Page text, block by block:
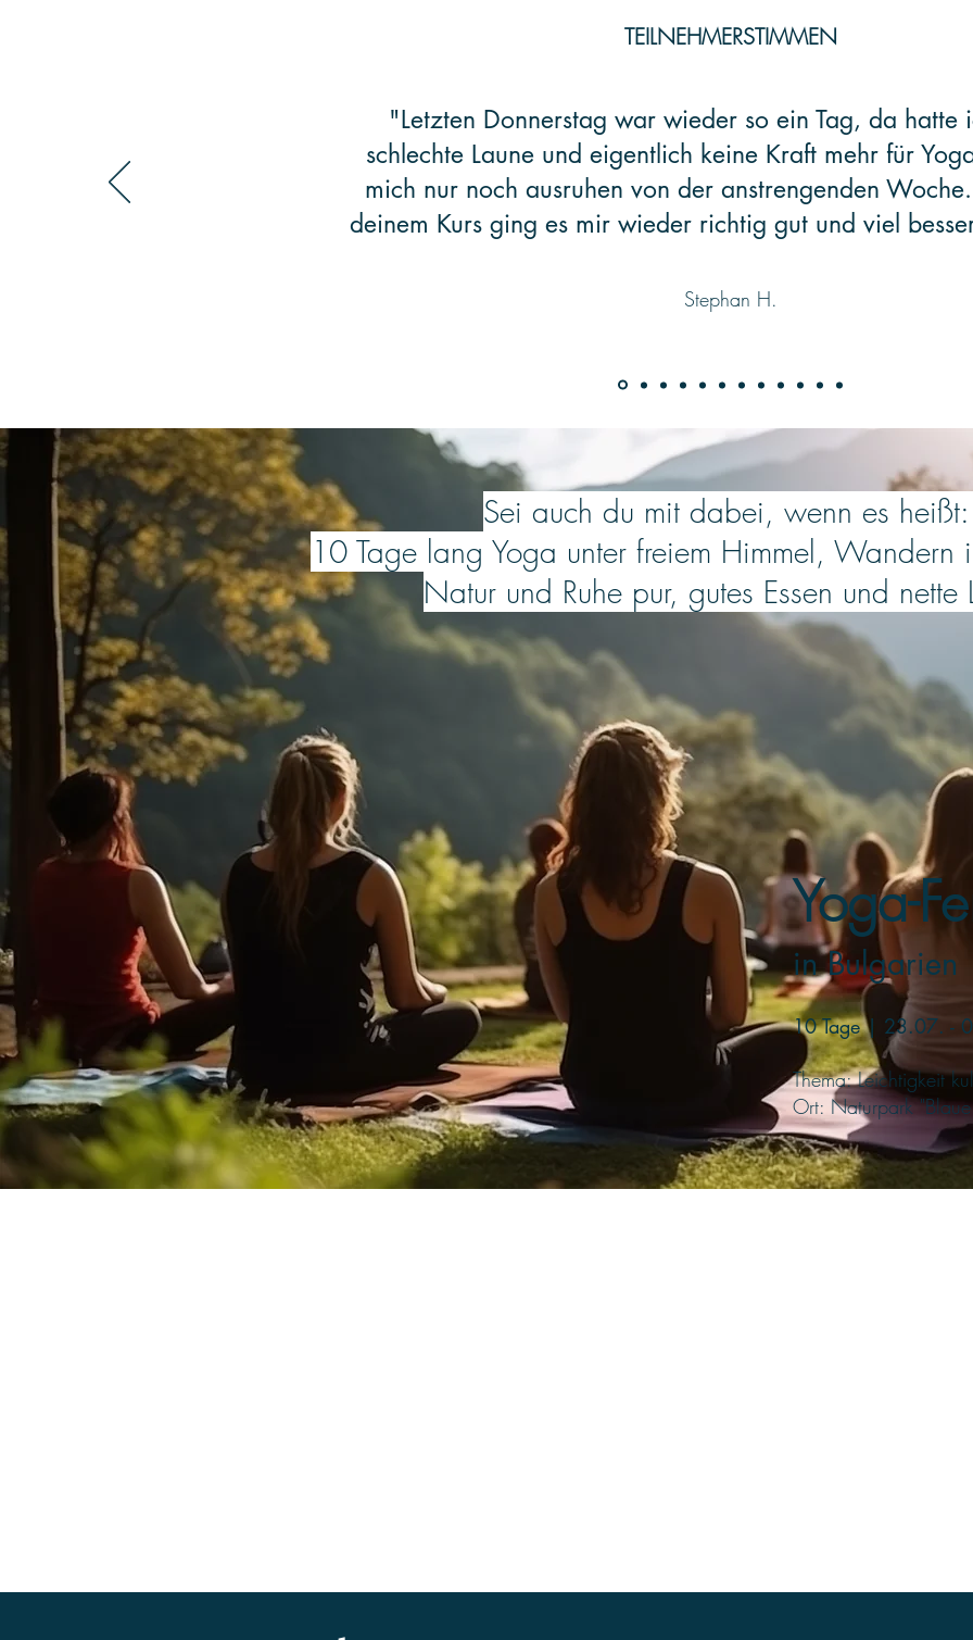
TEILNEHMERSTIMMEN
"Letzten Donnerstag war wieder so ein Tag, da hatte
schlechte Laune und eigentlich keine Kraft mehr für
mich nur noch ausruhen von der anstrengenden
deinem Kurs ging es mir wieder richtig gut und viel
Stephan H.
Sei auch du mit dabei, wenn es
10 Tage lang Yoga unter freiem Himmel, Wandern
Natur und Ruhe pur, gutes Essen und nette
Yoga-
in Bulgarien
10 Tage | 23.07. -
Thema: Leichtigkeit
Ort: Naturpark